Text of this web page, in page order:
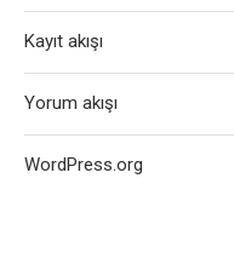
Kayıt akışı
Yorum akışı
WordPress.org